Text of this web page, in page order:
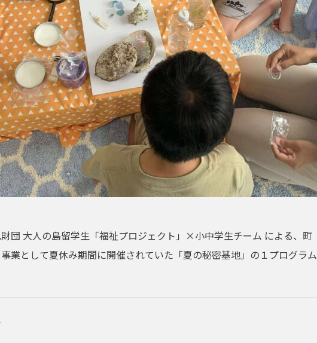
団 大人の島留学生「福祉プロジェクト」×小中学生チーム による、町
業として夏休み期間に開催されていた「夏の秘密基地」の１プログラム